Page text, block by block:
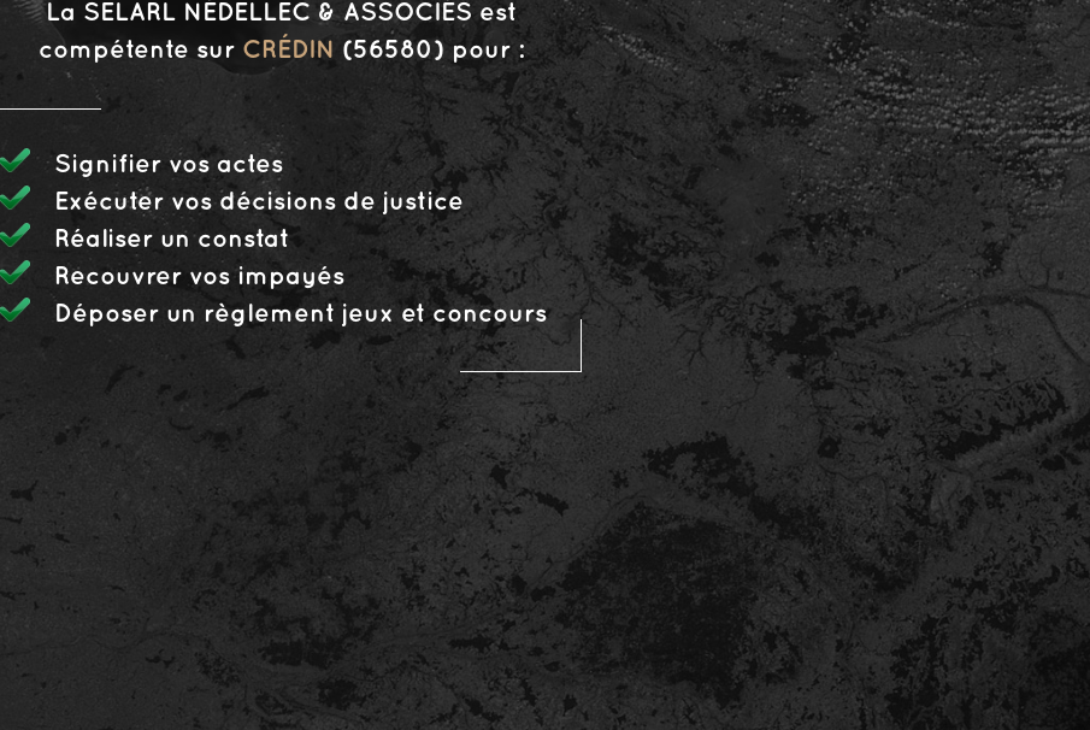
La SELARL NÉDELLEC & ASSOCIÉS est
compétente sur CRÉDIN (56580) pour :
Signifier vos actes
Exécuter vos décisions de justice
Réaliser un constat
Recouvrer vos impayés
Déposer un règlement jeux et concours